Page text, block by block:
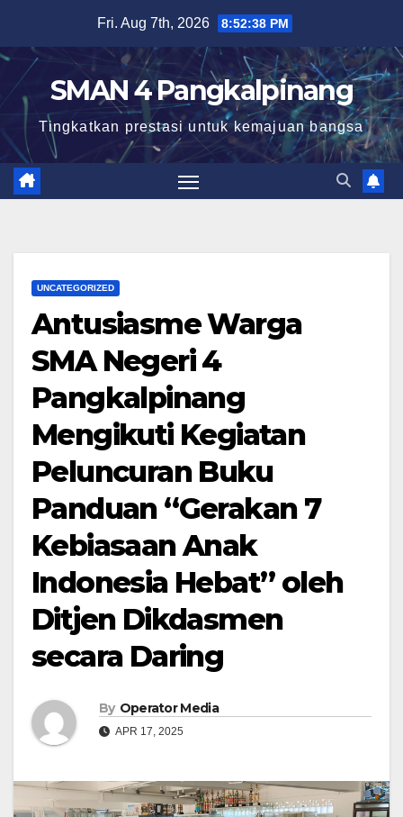
content
Fri. Aug 7th, 2026 8:52:39 PM
SMAN 4 Pangkalpinang
Tingkatkan prestasi untuk kemajuan bangsa
UNCATEGORIZED
Antusiasme Warga
SMA Negeri 4
Pangkalpinang
Mengikuti Kegiatan
Peluncuran Buku
Panduan “Gerakan 7
Kebiasaan Anak
Indonesia Hebat” oleh
Ditjen Dikdasmen
secara Daring
By Operator Media
APR 17, 2025